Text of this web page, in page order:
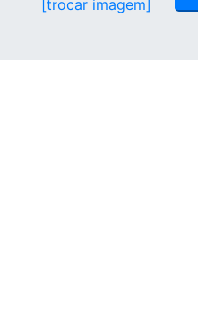
[trocar imagem]